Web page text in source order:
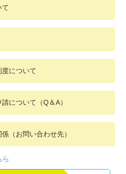
て
度について
について（Q＆A）
（お問い合わせ先）
ら